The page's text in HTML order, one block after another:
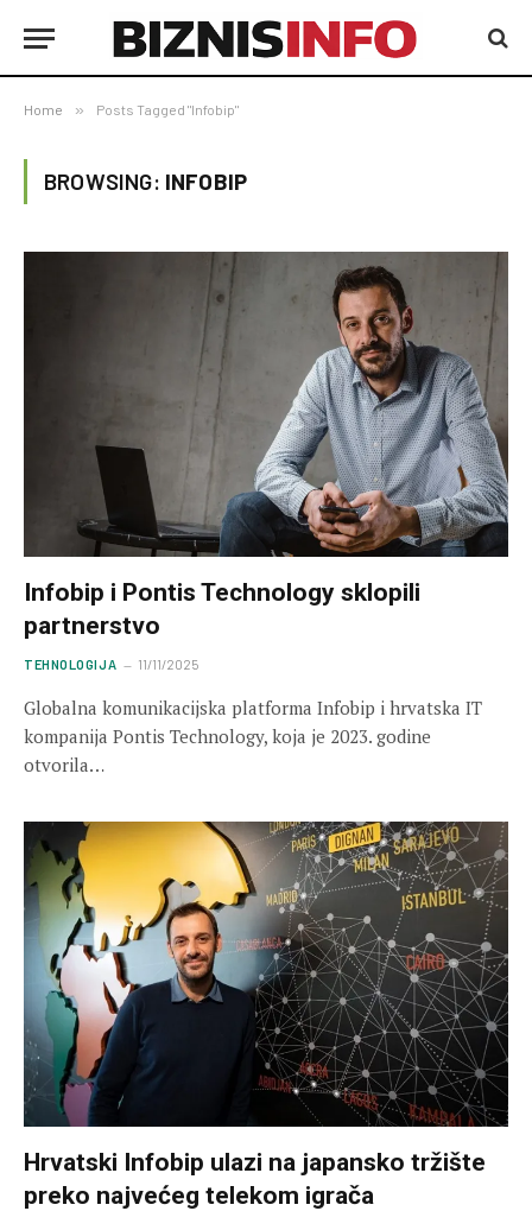
Home » Posts Tagged "Infobip"
BROWSING: INFOBIP
Infobip i Pontis Technology sklopili
partnerstvo
TEHNOLOGIJA 11/11/2025
Globalna komunikacijska platforma Infobip i hrvatska IT
kompanija Pontis Technology, koja je 2023. godine
otvorila…
Hrvatski Infobip ulazi na japansko tržište
preko najvećeg telekom igrača